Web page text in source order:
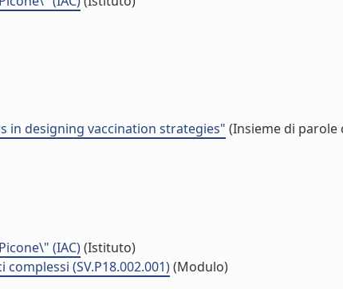
in designing vaccination strategies" (Insieme di parole
(IAC)(Istituto)
(SV.P18.002.001)(Modulo)